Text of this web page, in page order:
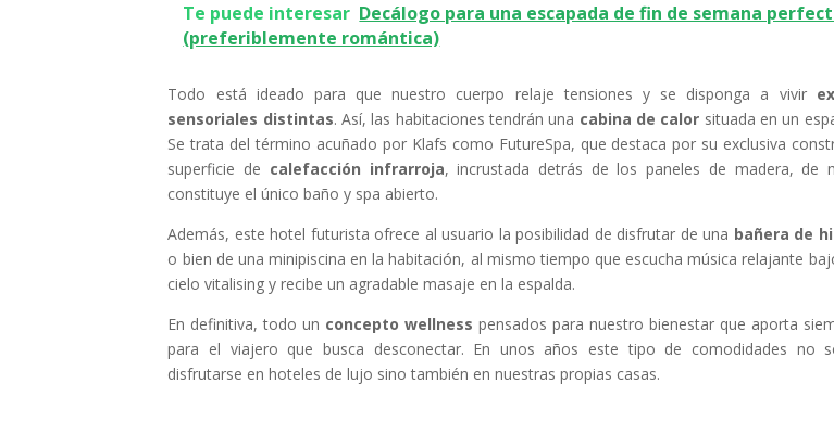
Te puede interesar Decálogo para una escapada de fin de semana
(preferiblemente romántica)
Todo está ideado para que nuestro cuerpo relaje tensiones y se disponga a vivir
sensoriales distintas. Así, las habitaciones tendrán una cabina de calor situada en un
Se trata del término acuñado por Klafs como FutureSpa, que destaca por su exclusiva
superficie de calefacción infrarroja, incrustada detrás de los paneles de madera, de
constituye el único baño y spa abierto.
Además, este hotel futurista ofrece al usuario la posibilidad de disfrutar de una bañera de
o bien de una minipiscina en la habitación, al mismo tiempo que escucha música relajante
cielo vitalising y recibe un agradable masaje en la espalda.
En definitiva, todo un concepto wellnesspensados para nuestro bienestar que aporta
para el viajero que busca desconectar. En unos años este tipo de comodidades no
disfrutarse en hoteles de lujo sino también en nuestras propias casas.